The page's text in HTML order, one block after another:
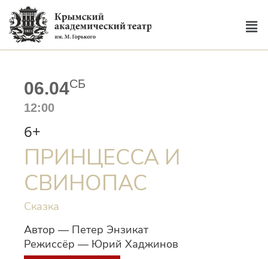
06.04СБ
12:00
6+
Автор — Петер Энзикат
Режиссёр — Юрий Хаджинов
ПРИНЦЕССА И
СВИНОПАС
Сказка